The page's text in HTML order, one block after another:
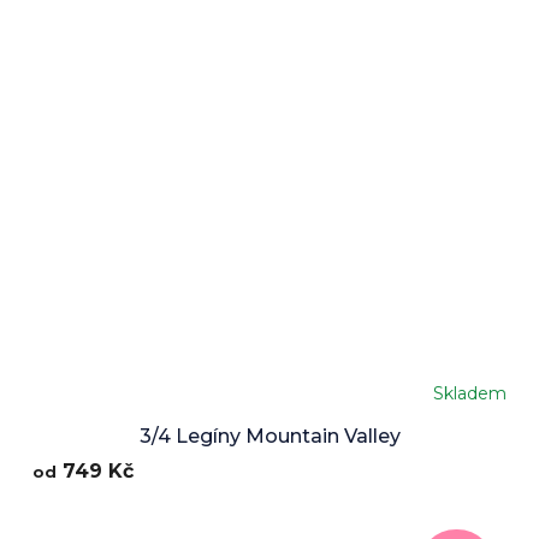
3/4 Legíny Mountain Valley
Skladem
od 749 Kč